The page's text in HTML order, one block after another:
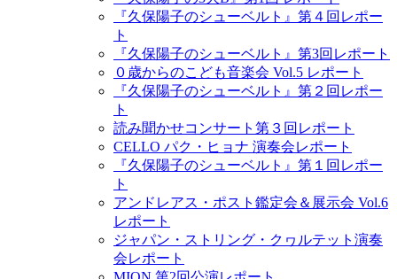
『久保陽子のシューベルト』第４回レポー
ト
『久保陽子のシューベルト』第3回レポート
０歳からのこども音楽会 Vol.5 レポート
『久保陽子のシューベルト』第２回レポー
ト
読み聞かせコンサート第３回レポート
CELLO パク・ヒョナ 演奏会レポート
『久保陽子のシューベルト』第１回レポー
ト
アンドレアス・ポスト鑑定会＆展示会 Vol.6
レポート
ジャパン・ストリング・クヮルテット演奏
会レポート